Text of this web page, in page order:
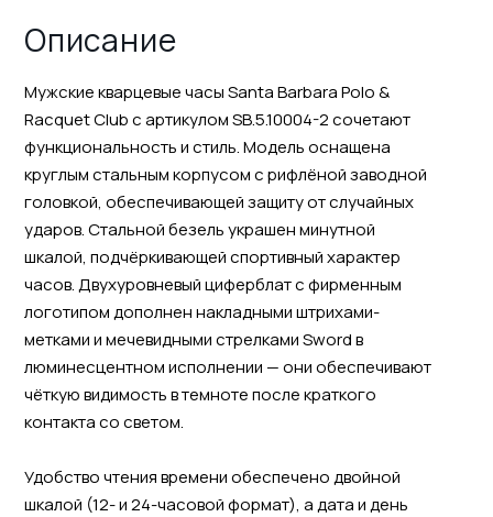
Описание
Мужские кварцевые часы Santa Barbara Polo &
Racquet Club с артикулом SB.5.10004-2 сочетают
функциональность и стиль. Модель оснащена
круглым стальным корпусом с рифлёной заводной
головкой, обеспечивающей защиту от случайных
ударов. Стальной безель украшен минутной
шкалой, подчёркивающей спортивный характер
часов. Двухуровневый циферблат с фирменным
логотипом дополнен накладными штрихами-
метками и мечевидными стрелками Sword в
люминесцентном исполнении — они обеспечивают
чёткую видимость в темноте после краткого
контакта со светом.
Удобство чтения времени обеспечено двойной
шкалой (12- и 24-часовой формат), а дата и день